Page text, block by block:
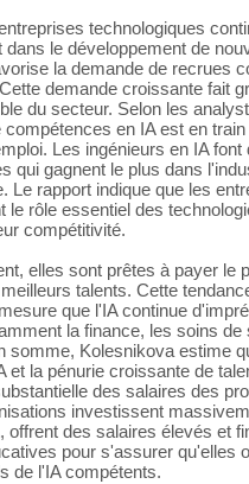
technologiques
le développement de
la demande de recrues
demande croissante fait
du secteur. Selon les
en IA est en
Les ingénieurs en IA
qui gagnent le plus dans
Le rapport indique que les
le rôle essentiel des
compétitivité.
elles sont prêtes à payer le
talents. Cette
que l'IA continue
la finance, les soins de
somme, Kolesnikova estime
et la pénurie croissante de
des salaires des
investissent
offrent des salaires élevés et
pour s'assurer qu'elles
de l'IA compétents.